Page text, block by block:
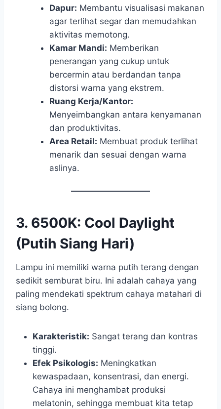
Dapur: Membantu visualisasi makanan
agar terlihat segar dan memudahkan
aktivitas memotong.
Kamar Mandi: Memberikan
penerangan yang cukup untuk
bercermin atau berdandan tanpa
distorsi warna yang ekstrem.
Ruang Kerja/Kantor:
Menyeimbangkan antara kenyamanan
dan produktivitas.
Area Retail: Membuat produk terlihat
menarik dan sesuai dengan warna
aslinya.
3. 6500K: Cool Daylight
(Putih Siang Hari)
Lampu ini memiliki warna putih terang dengan
sedikit semburat biru. Ini adalah cahaya yang
paling mendekati spektrum cahaya matahari di
siang bolong.
Karakteristik: Sangat terang dan kontras
tinggi.
Efek Psikologis: Meningkatkan
kewaspadaan, konsentrasi, dan energi.
Cahaya ini menghambat produksi
melatonin, sehingga membuat kita tetap